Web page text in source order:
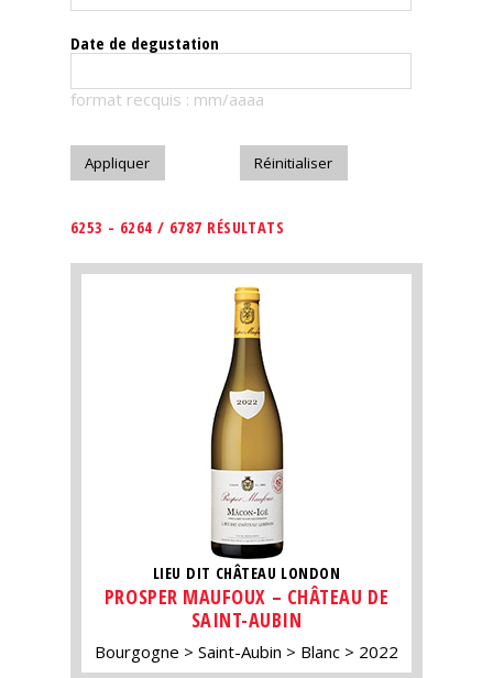
Le
magazine
Télécharger
Date de degustation
format recquis : mm/aaaa
6253 - 6264 / 6787 RÉSULTATS
LIEU DIT CHÂTEAU LONDON
PROSPER MAUFOUX – CHÂTEAU DE
SAINT-AUBIN
Bourgogne Saint-Aubin Blanc 2022